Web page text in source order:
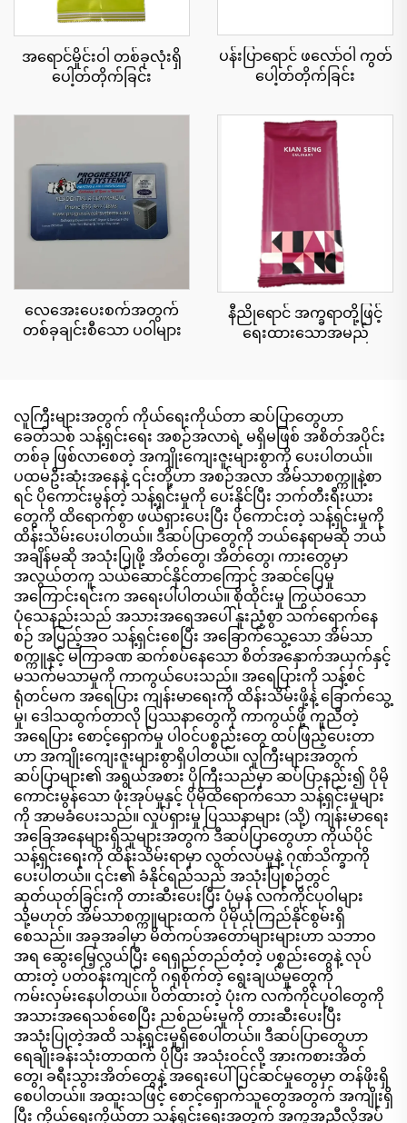
အရောင်မှိုင်းဝါ တစ်ခုလုံးရှိ
ပေါ့တ်တိုက်ခြင်း
ပန်းပြာရောင် ဖလော်ဝါ ကွတ်
ပေါ့တ်တိုက်ခြင်း
လေအေးပေးစက်အတွက်
တစ်ခုချင်းစီသော ပဝါများ
နီညိုရောင် အက္ခရာတို့ဖြင့်
ရေးထားသောအမည်
လူကြီးများအတွက် ကိုယ်ရေးကိုယ်တာ ဆပ်ပြာတွေဟာ
ခေတ်သစ် သန့်ရှင်းရေး အစဉ်အလာရဲ့ မရှိမဖြစ် အစိတ်အပိုင်း
တစ်ခု ဖြစ်လာစေတဲ့ အကျိုးကျေးဇူးများစွာကို ပေးပါတယ်။
ပထမဦးဆုံးအနေနဲ့ ၎င်းတို့ဟာ အစဉ်အလာ အိမ်သာစက္ကူနဲ့စာ
ရင် ပိုကောင်းမွန်တဲ့ သန့်ရှင်းမှုကို ပေးနိုင်ပြီး ဘက်တီးရီးယား
တွေကို ထိရောက်စွာ ဖယ်ရှားပေးပြီး ပိုကောင်းတဲ့ သန့်ရှင်းမှုကို
ထိန်းသိမ်းပေးပါတယ်။ ဒီဆပ်ပြာတွေကို ဘယ်နေရာမဆို ဘယ်
အချိန်မဆို အသုံးပြုဖို့ အိတ်တွေ၊ အိတ်တွေ၊ ကားတွေမှာ
အလွယ်တကူ သယ်ဆောင်နိုင်တာကြောင့် အဆင်ပြေမှု
အကြောင်းရင်းက အရေးပါပါတယ်။ စိုထိုင်းမှု ကြွယ်ဝသော
ပုံသေနည်းသည် အသားအရေအပေါ် နူးညံ့စွာ သက်ရောက်နေ
စဉ် အပြည့်အဝ သန့်ရှင်းစေပြီး အခြောက်သွေ့သော အိမ်သာ
စက္ကူနှင့် မကြာခဏ ဆက်စပ်နေသော စိတ်အနှောက်အယှက်နှင့်
မသက်မသာမှုကို ကာကွယ်ပေးသည်။ အရေပြားကို သန့်စင်
ရုံတင်မက အရေပြား ကျန်းမာရေးကို ထိန်းသိမ်းဖို့နဲ့ ခြောက်သွေ့
မှု၊ ဒေါသထွက်တာလို ပြဿနာတွေကို ကာကွယ်ဖို့ ကူညီတဲ့
အရေပြား စောင့်ရှောက်မှု ပါဝင်ပစ္စည်းတွေ ထပ်ဖြည့်ပေးတာ
ဟာ အကျိုးကျေးဇူးများစွာရှိပါတယ်။ လူကြီးများအတွက်
ဆပ်ပြာများ၏ အရွယ်အစား ပိုကြီးသည်မှာ ဆပ်ပြာနည်း၍ ပိုမို
ကောင်းမွန်သော ဖုံးအုပ်မှုနှင့် ပိုမိုထိရောက်သော သန့်ရှင်းမှုများ
ကို အာမခံပေးသည်။ လှုပ်ရှားမှု ပြဿနာများ (သို့) ကျန်းမာရေး
အခြေအနေများရှိသူများအတွက် ဒီဆပ်ပြာတွေဟာ ကိုယ်ပိုင်
သန့်ရှင်းရေးကို ထိန်းသိမ်းရာမှာ လွတ်လပ်မှုနဲ့ ဂုဏ်သိက္ခာကို
ပေးပါတယ်။ ၎င်း၏ ခံနိုင်ရည်သည် အသုံးပြုစဉ်တွင်
ဆုတ်ယုတ်ခြင်းကို တားဆီးပေးပြီး ပုံမှန် လက်ကိုင်ပုဝါများ
သို့မဟုတ် အိမ်သာစက္ကူများထက် ပိုမိုယုံကြည်နိုင်စွမ်းရှိ
စေသည်။ အခုအခါမှာ မိတ်ကပ်အတော်များများဟာ သဘာဝ
အရ ဆွေးမြေ့လွယ်ပြီး ရေရှည်တည်တံ့တဲ့ ပစ္စည်းတွေနဲ့ လုပ်
ထားတဲ့ ပတ်ဝန်းကျင်ကို ဂရုစိုက်တဲ့ ရွေးချယ်မှုတွေကို
ကမ်းလှမ်းနေပါတယ်။ ပိတ်ထားတဲ့ ပုံးက လက်ကိုင်ပုဝါတွေကို
အသားအရေသစ်စေပြီး ညစ်ညမ်းမှုကို တားဆီးပေးပြီး
အသုံးပြုတဲ့အထိ သန့်ရှင်းမှုရှိစေပါတယ်။ ဒီဆပ်ပြာတွေဟာ
ရေချိုးခန်းသုံးတာထက် ပိုပြီး အသုံးဝင်လို့ အားကစားအိတ်
တွေ၊ ခရီးသွားအိတ်တွေနဲ့ အရေးပေါ် ပြင်ဆင်မှုတွေမှာ တန်ဖိုးရှိ
စေပါတယ်။ အထူးသဖြင့် စောင့်ရှောက်သူတွေအတွက် အကျိုးရှိ
ပြီး ကိုယ်ရေးကိုယ်တာ သန့်ရှင်းရေးအတွက် အကူအညီလိုအပ်